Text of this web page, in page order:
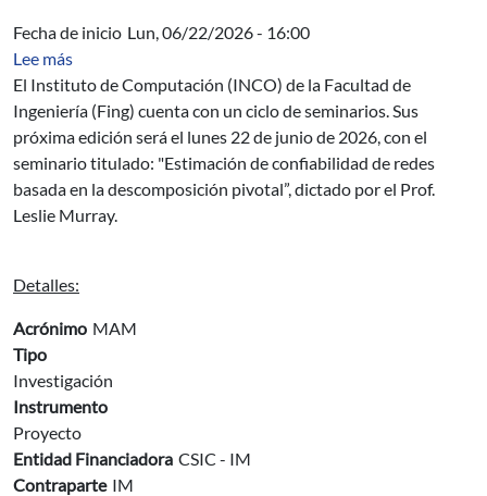
Fecha de inicio Lun, 06/22/2026 - 16:00
Lee mássobre Seminario del INCO: Estimación de confiabilidad
El Instituto de Computación (INCO) de la Facultad de
Ingeniería (Fing) cuenta con un ciclo de seminarios. Sus
próxima edición será el lunes 22 de junio de 2026, con el
seminario titulado: "Estimación de confiabilidad de redes
basada en la descomposición pivotal”, dictado por el Prof.
Leslie Murray.
Detalles:
Acrónimo MAM
Tipo
Investigación
Instrumento
Proyecto
Entidad Financiadora CSIC - IM
Contraparte IM